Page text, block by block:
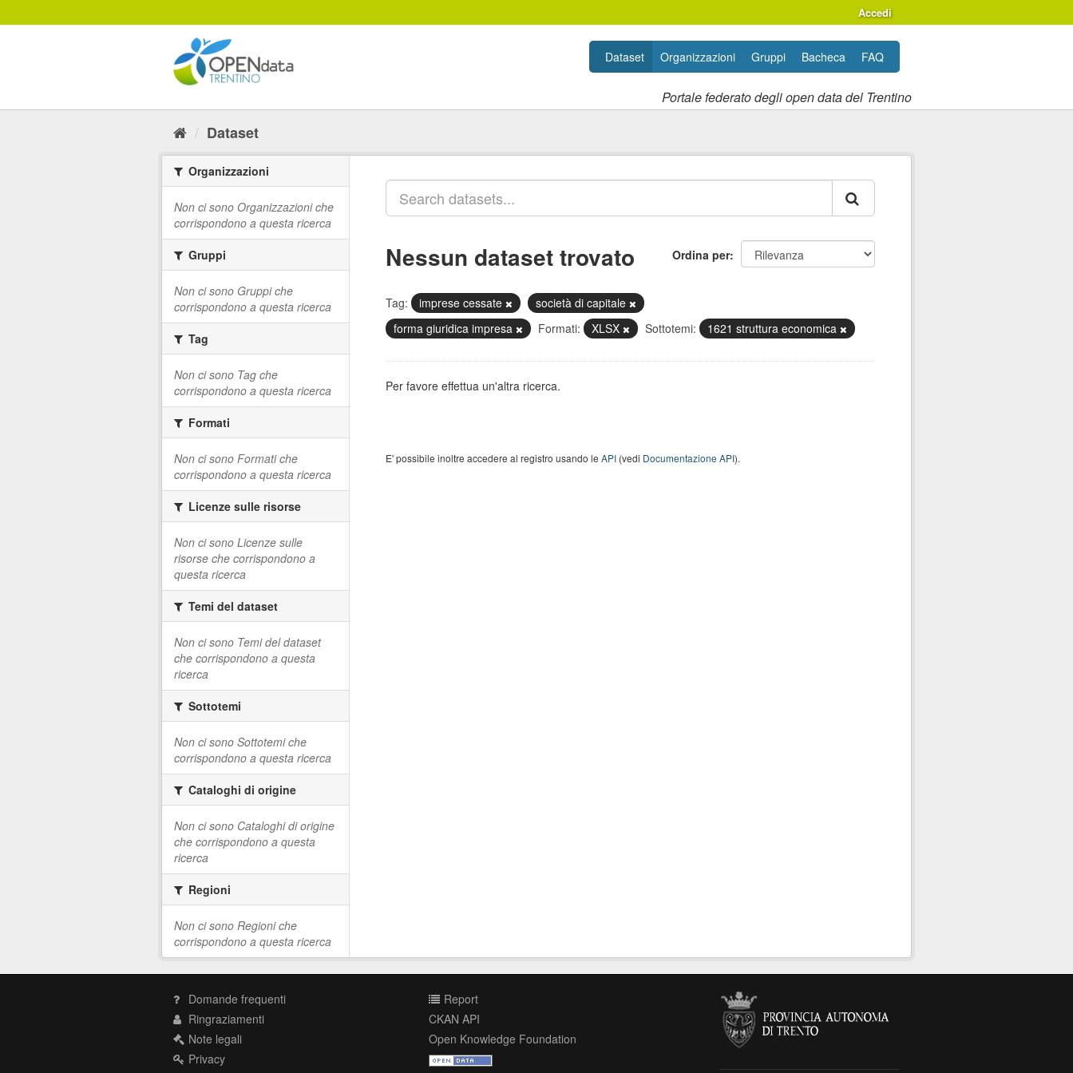
al
Accedi
Portale federato degli open data del Trentino
Dataset Organizzazioni Gruppi Bacheca FAQ
Dataset
Organizzazioni
Non ci sono Organizzazioni che
corrispondono a questa ricerca
Gruppi
Non ci sono Gruppi che
corrispondono a questa ricerca
Tag
Non ci sono Tag che
corrispondono a questa ricerca
Formati
Non ci sono Formati che
corrispondono a questa ricerca
Licenze sulle risorse
Non ci sono Licenze sulle
risorse che corrispondono a
questa ricerca
Temi del dataset
Non ci sono Temi del dataset
che corrispondono a questa
ricerca
Sottotemi
Non ci sono Sottotemi che
corrispondono a questa ricerca
Cataloghi di origine
Non ci sono Cataloghi di origine
che corrispondono a questa
ricerca
Regioni
Non ci sono Regioni che
corrispondono a questa ricerca
Ordina per
Nessun dataset trovato
Tag: imprese cessate
società di capitale
forma giuridica impresa
Formati: XLSX Sottotemi: 1621 struttura economica
Per favore effettua un'altra ricerca.
E' possibile inoltre accedere al registro usando le API(vedi Documentazione API).
Domande frequenti
Ringraziamenti
Note legali
Privacy
Report
CKAN API
Open Knowledge Foundation